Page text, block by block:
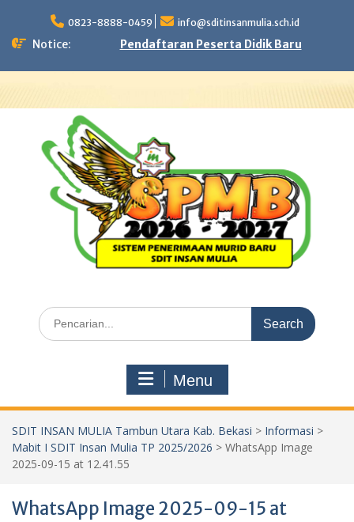
content
0823-8888-0459 info@sditinsanmulia.sch.id
Notice: Pendaftaran Peserta Didik Baru
Search
for:
Menu
SDIT INSAN MULIA Tambun Utara Kab. Bekasi > Informasi >
Mabit I SDIT Insan Mulia TP 2025/2026 > WhatsApp Image
2025-09-15 at 12.41.55
WhatsApp Image 2025-09-15 at